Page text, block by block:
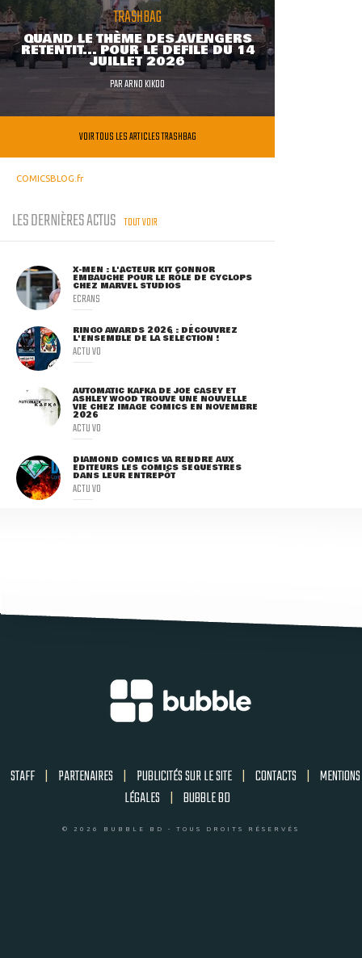
TRASHBAG
QUAND LE THÈME DES AVENGERS
RETENTIT... POUR LE DÉFILÉ DU 14
JUILLET 2026
PARARNO KIKOO
VOIR TOUS LES ARTICLES TRASHBAG
COMICSBLOG.fr
LES DERNIÈRES ACTUS TOUT VOIR
X-MEN : L'ACTEUR KIT CONNOR
EMBAUCHÉ POUR LE RÔLE DE CYCLOPS
CHEZ MARVEL STUDIOS
ECRANS
RINGO AWARDS 2026 : DÉCOUVREZ
L'ENSEMBLE DE LA SÉLECTION !
ACTU VO
AUTOMATIC KAFKA DE JOE CASEY ET
ASHLEY WOOD TROUVE UNE NOUVELLE
VIE CHEZ IMAGE COMICS EN NOVEMBRE
2026
ACTU VO
DIAMOND COMICS VA RENDRE AUX
ÉDITEURS LES COMICS SÉQUESTRÉS
DANS LEUR ENTREPÔT
ACTU VO
STAFF | PARTENAIRES | PUBLICITÉS SUR LE SITE | CONTACTS | MENTIONS
LÉGALES | BUBBLE BD
© 2026 BUBBLE BD - TOUS DROITS RÉSERVÉS